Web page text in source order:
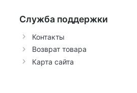
Служба поддержки
Контакты
Возврат товара
Карта сайта